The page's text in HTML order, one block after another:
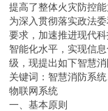
提高了整体火灾防控
为深入贯彻落实政法
要求，加速推进现代
智能化水平，实现信
级，现提出如下智慧消
关键词：智慧消防系
物联网系统
一、基本原则